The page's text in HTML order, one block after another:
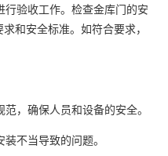
验收工作。检查金库门的安
和安全标准。如符合要求，
，确保人员和设备的安全。
不当导致的问题。